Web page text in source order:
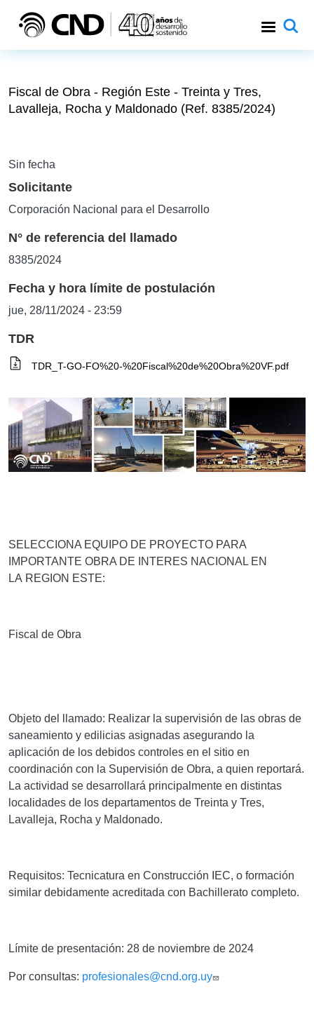
Fiscal de Obra - Región Este - Treinta y Tres,
Lavalleja, Rocha y Maldonado (Ref. 8385/2024)
Sin fecha
Solicitante
Corporación Nacional para el Desarrollo
N° de referencia del llamado
8385/2024
Fecha y hora límite de postulación
jue, 28/11/2024 - 23:59
TDR
TDR_T-GO-FO%20-%20Fiscal%20de%20Obra%20VF.pdf
SELECCIONA EQUIPO DE PROYECTO PARA
IMPORTANTE OBRA DE INTERES NACIONAL EN
LA REGION ESTE:
Fiscal de Obra
Objeto del llamado: Realizar la supervisión de las obras de
saneamiento y edilicias asignadas asegurando la
aplicación de los debidos controles en el sitio en
coordinación con la Supervisión de Obra, a quien reportará.
La actividad se desarrollará principalmente en distintas
localidades de los departamentos de Treinta y Tres,
Lavalleja, Rocha y Maldonado.
Requisitos: Tecnicatura en Construcción IEC, o formación
similar debidamente acreditada con Bachillerato completo.
Límite de presentación: 28 de noviembre de 2024
Por consultas: profesionales@cnd.org.uy